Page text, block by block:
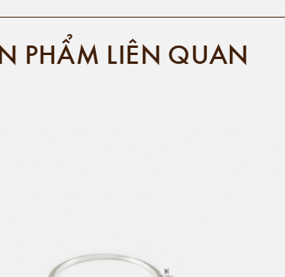
PHẨM LIÊN QUAN